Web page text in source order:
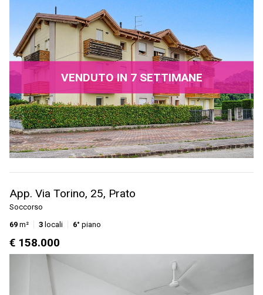
VENDUTO IN 7 SETTIMANE
App. Via Torino, 25, Prato
Soccorso
69 m² 3 locali 6° piano
€ 158.000